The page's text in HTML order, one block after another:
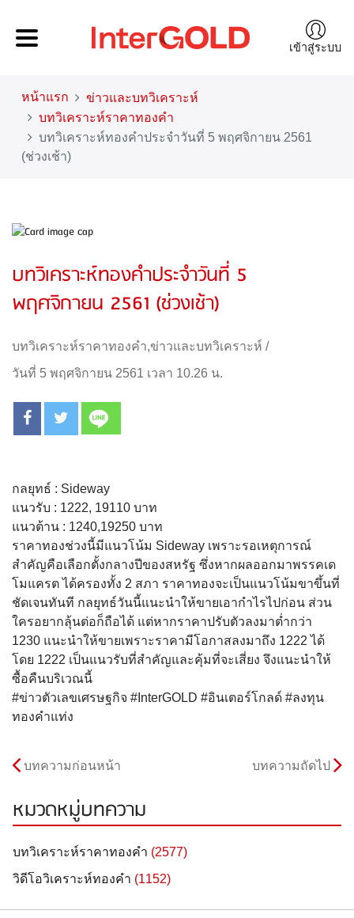
เข้าสู่ระบบ
หน้าแรก
ข่าวและบทวิเคราะห์
บทวิเคราะห์ราคาทองคำ
บทวิเคราะห์ทองคำประจำวันที่ 5 พฤศจิกายน 2561
(ช่วงเช้า)
บทวิเคราะห์ทองคำประจำวันที่ 5
พฤศจิกายน 2561 (ช่วงเช้า)
บทวิเคราะห์ราคาทองคำ,ข่าวและบทวิเคราะห์ /
วันที่ 5 พฤศจิกายน 2561 เวลา 10.26 น.
กลยุทธ์ : Sideway
แนวรับ : 1222, 19110 บาท
แนวต้าน : 1240,19250 บาท
ราคาทองช่วงนี้มีแนวโน้ม Sideway เพราะรอเหตุการณ์
สำคัญคือเลือกตั้งกลางปีของสหรัฐ ซึ่งหากผลออกมาพรรคเด
โมแครต ได้ครองทั้ง 2 สภา ราคาทองจะเป็นแนวโน้มขาขึ้นที่
ชัดเจนทันที กลยุทธ์วันนี้แนะนำให้ขายเอากำไรไปก่อน ส่วน
ใครอยากลุ้นต่อก็ถือได้ แต่หากราคาปรับตัวลงมาต่ำกว่า
1230 แนะนำให้ขายเพราะราคามีโอกาสลงมาถึง 1222 ได้
โดย 1222 เป็นแนวรับที่สำคัญและคุ้มที่จะเสี่ยง จึงแนะนำให้
ซื้อคืนบริเวณนี้
#ข่าวตัวเลขเศรษฐกิจ #InterGOLD #อินเตอร์โกลด์ #ลงทุน
ทองคำแท่ง
บทความก่อนหน้า บทความถัดไป
หมวดหมู่บทความ
บทวิเคราะห์ราคาทองคำ (2577)
วิดีโอวิเคราะห์ทองคำ (1152)